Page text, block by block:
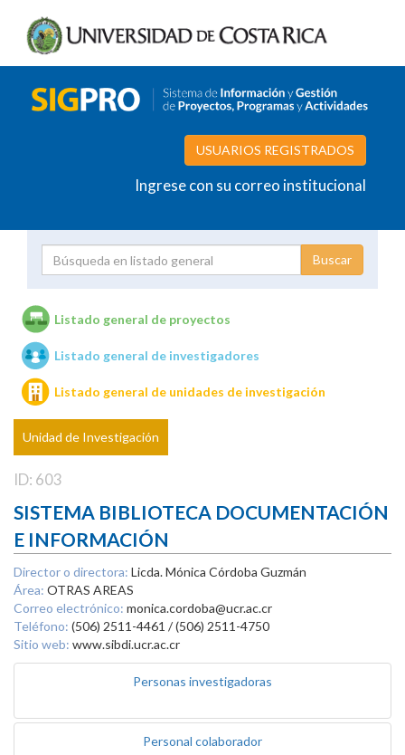
USUARIOS REGISTRADOS
Ingrese con su correo institucional
Unidades de investigación
Listado general de proyectos
Listado general de investigadores
Listado general de unidades de investigación
Unidad de Investigación
ID: 603
SISTEMA BIBLIOTECA DOCUMENTACIÓN
E INFORMACIÓN
Director o directora: Licda. Mónica Córdoba Guzmán
Área: OTRAS AREAS
Correo electrónico: monica.cordoba@ucr.ac.cr
Teléfono: (506) 2511-4461 / (506) 2511-4750
Sitio web: www.sibdi.ucr.ac.cr
Personas investigadoras
Personal colaborador